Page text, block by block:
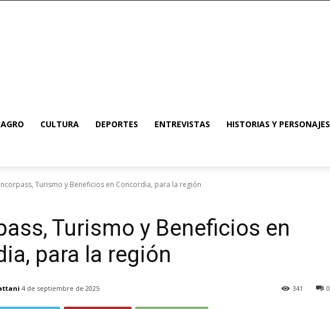
AGRO CULTURA DEPORTES ENTREVISTAS HISTORIAS Y PERSONAJES
Turismo y Beneficios en Concordia, para la región
Turismo y Beneficios en
para la región
4 de septiembre de 2025 0
341